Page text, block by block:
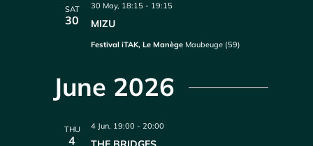
SAT
30 MIZU
30 May, 18:15 - 19:15
Festival iTAK, Le Manège Maubeuge (59)
June 2026
THU
4
4 Jun, 19:00 -20:00